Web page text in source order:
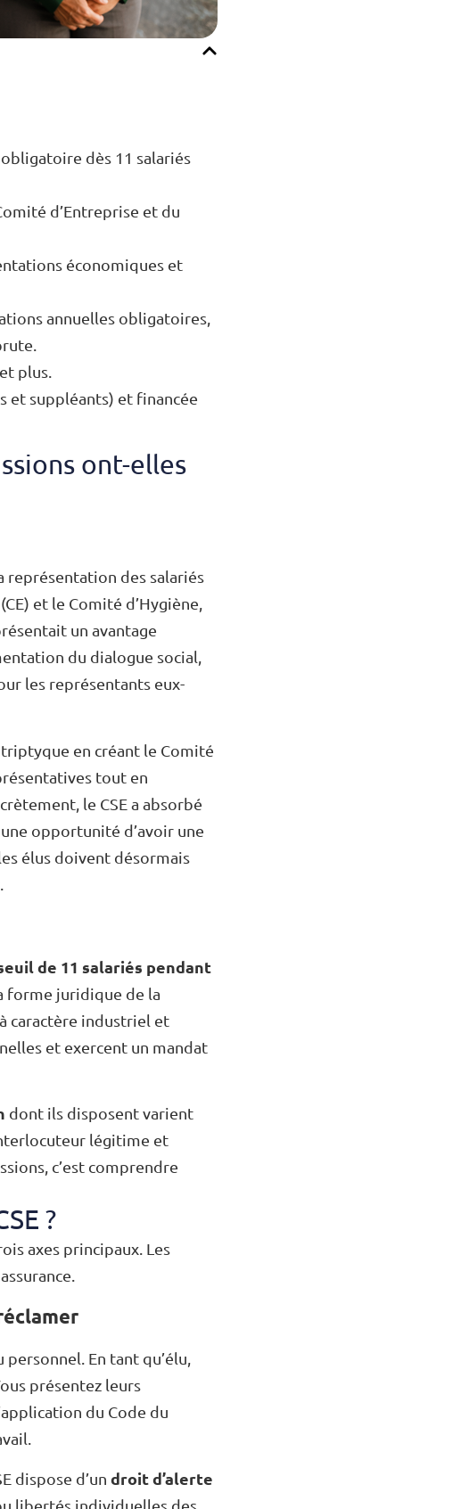
obligatoire dès 11 salariés
d’Entreprise et du
économiques et
annuelles obligatoires,
plus.
et suppléants) et financée
ont-elles
représentation des salariés
et le Comité d’Hygiène,
un avantage
du dialogue social,
les représentants eux-
en créant le Comité
tout en
le CSE a absorbé
opportunité d’avoir une
élus doivent désormais
de 11 salariés pendant
forme juridique de la
caractère industriel et
et exercent un mandat
dont ils disposent varient
légitime et
c’est comprendre
?
axes principaux. Les
En tant qu’élu,
présentez leurs
du Code du
dispose d’un droit d’alerte
libertés individuelles des